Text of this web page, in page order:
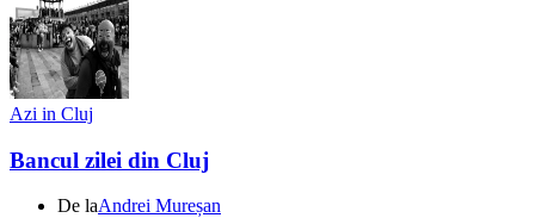
Azi in Cluj
Bancul zilei din Cluj
De laAndrei Mureșan